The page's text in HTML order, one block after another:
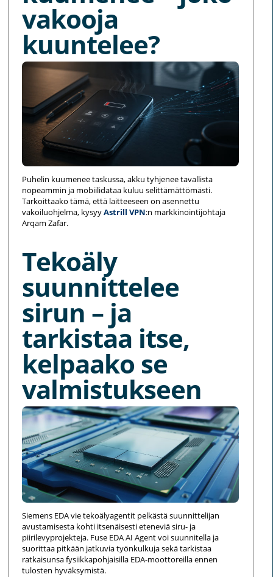
vakooja
kuuntelee?
Puhelin kuumenee taskussa, akku tyhjenee tavallista
nopeammin ja mobiilidataa kuluu selittämättömästi.
Tarkoittaako tämä, että laitteeseen on asennettu
vakoiluohjelma, kysyyAstrill VPN:n markkinointijohtaja
Arqam Zafar.
Tekoäly
suunnittelee
sirun – ja
tarkistaa itse,
kelpaako se
valmistukseen
Siemens EDA vie tekoälyagentit pelkästä suunnittelijan
avustamisesta kohti itsenäisesti eteneviä siru- ja
piirilevyprojekteja. Fuse EDA AI Agent voi suunnitella ja
suorittaa pitkään jatkuvia työnkulkuja sekä tarkistaa
ratkaisunsa fysiikkapohjaisilla EDA-moottoreilla ennen
tulosten hyväksymistä.